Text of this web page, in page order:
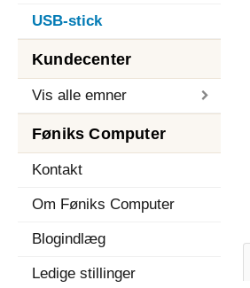
USB-stick
Kundecenter
Vis alle emner
Føniks Computer
Kontakt
Om Føniks Computer
Blogindlæg
Ledige stillinger